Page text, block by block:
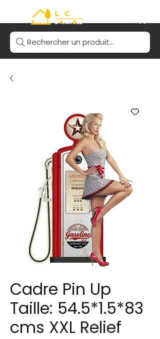
Rechercher un produit...
Cadre Pin Up
Taille: 54.5*1.5*83
cms XXL Relief